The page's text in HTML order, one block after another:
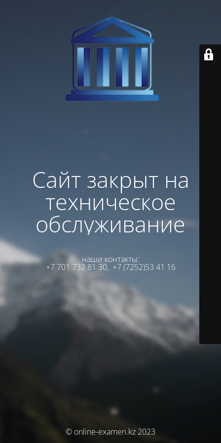
Сайт закрыт на
техническое
обслуживание
наши контакты:
+7 701 732 81 30, +7 (7252)53 41 16
© online-examen.kz 2023